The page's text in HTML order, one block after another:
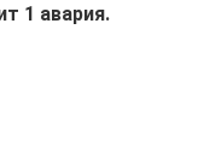
1 авария.